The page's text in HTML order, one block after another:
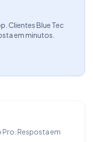
Clientes Blue Tec
em minutos.
Resposta em